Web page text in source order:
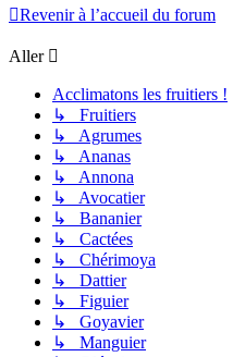
Revenir à l’accueil du forum
Aller
Acclimatons les fruitiers !
↳ Fruitiers
↳ Agrumes
↳ Ananas
↳ Annona
↳ Avocatier
↳ Bananier
↳ Cactées
↳ Chérimoya
↳ Dattier
↳ Figuier
↳ Goyavier
↳ Manguier